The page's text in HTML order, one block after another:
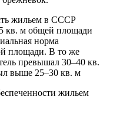
жильем в СССР
кв. м общей площади
норма
площади. В то же
превышал 30–40 кв.
выше 25–30 кв. м
жильем